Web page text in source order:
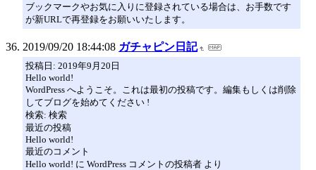
ブックマークやお気に入りに登録されている場合は、お手数です
が新URLで再登録をお願いいたします。
2019/09/20 18:44:08 ガチャピン日記
投稿日: 2019年9月20日
Hello world!
WordPress へようこそ。これは最初の投稿です。編集もしくは削除
してブログを始めてください !
検索: 検索
最近の投稿
Hello world!
最近のコメント
Hello world! に WordPress コメントの投稿者 より